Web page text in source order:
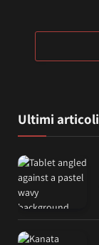
Ultimi articoli